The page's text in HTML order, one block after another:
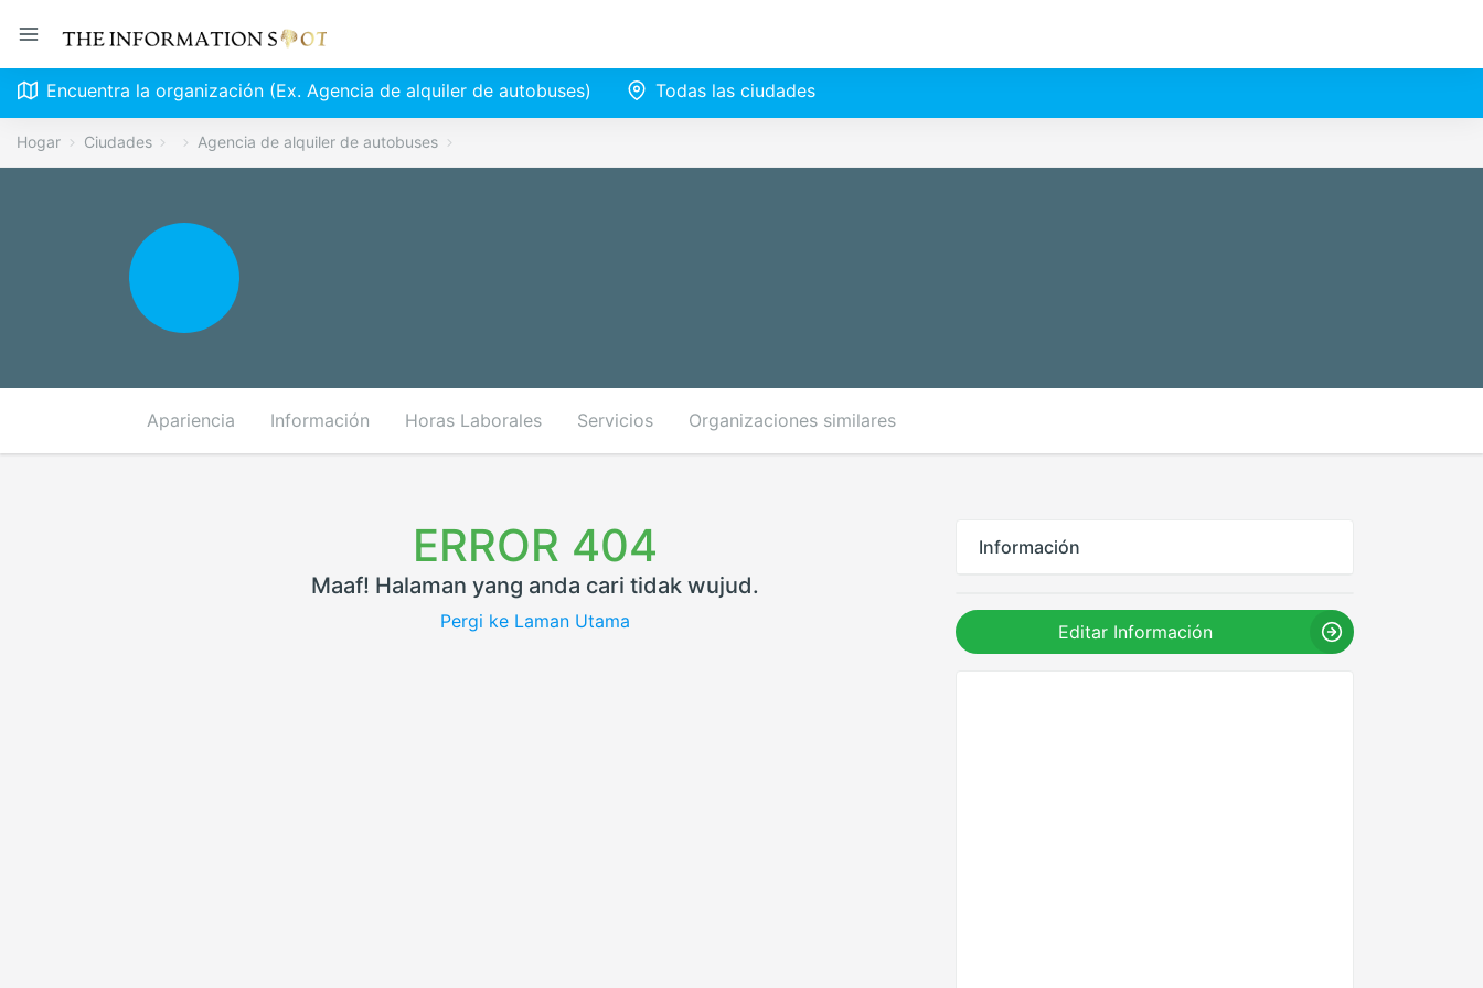
Encuentra la organización (Ex. Agencia de alquiler de autobuses) Todas las ciudades
Hogar Ciudades Agencia de alquiler de autobuses
Apariencia Información Horas Laborales Servicios Organizaciones similares
ERROR 404
Maaf! Halaman yang anda cari tidak wujud.
Pergi ke Laman Utama
Información
Editar Información